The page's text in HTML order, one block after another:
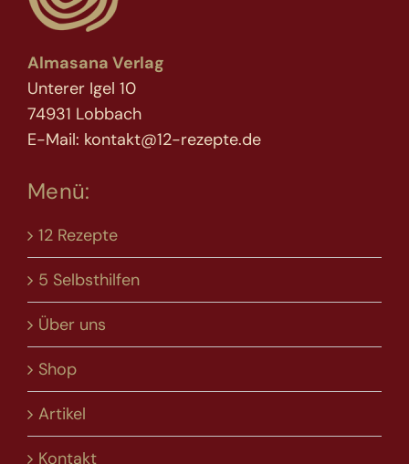
Almasana Verlag
Unterer Igel 10
74931 Lobbach
E-Mail: kontakt@12-rezepte.de
Menü:
12 Rezepte
5 Selbsthilfen
Über uns
Shop
Artikel
Kontakt